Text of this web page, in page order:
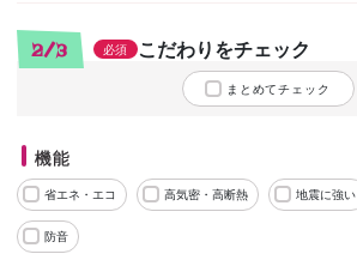
2/3 必須 こだわりをチェック
まとめてチェック
機能
省エネ・エコ 高気密・高断熱 地震に強い
防音